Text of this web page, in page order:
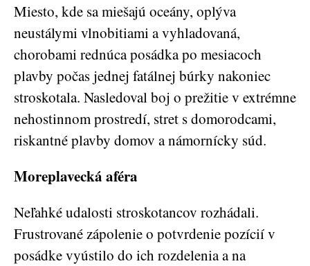
Miesto, kde sa miešajú oceány, oplýva
neustálymi vlnobitiami a vyhladovaná,
chorobami rednúca posádka po mesiacoch
plavby počas jednej fatálnej búrky nakoniec
stroskotala. Nasledoval boj o prežitie v extrémne
nehostinnom prostredí, stret s domorodcami,
riskantné plavby domov a námornícky súd.
Moreplavecká aféra
Neľahké udalosti stroskotancov rozhádali.
Frustrované zápolenie o potvrdenie pozícií v
posádke vyústilo do ich rozdelenia a na